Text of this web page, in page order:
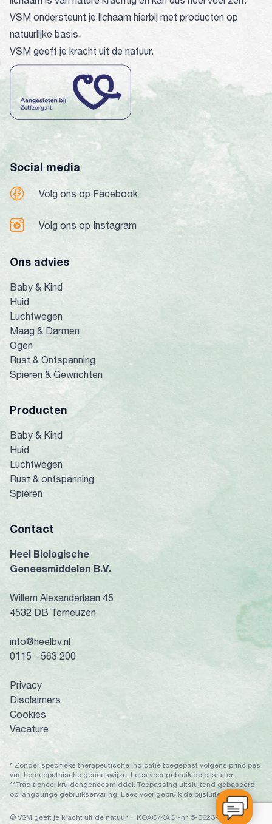
VSM ondersteunt je lichaam hierbij met producten op
natuurlijke basis.
VSM geeft je kracht uit de natuur.
Social media
Volg ons op Facebook
Volg ons op Instagram
Ons advies
Baby & Kind
Huid
Luchtwegen
Maag & Darmen
Ogen
Rust & Ontspanning
Spieren & Gewrichten
Producten
Baby & Kind
Huid
Luchtwegen
Rust & ontspanning
Spieren
Contact
Heel Biologische
Geneesmiddelen B.V.
Willem Alexanderlaan 45
4532 DB Terneuzen
info@heelbv.nl
0115 - 563 200
Privacy
Disclaimers
Cookies
Vacature
* Zonder specifieke therapeutische indicatie toegepast volgens principes
van homeopathische geneeswijze. Lees voor gebruik de bijsluiter.
**Traditioneel kruidengeneesmiddel. Toepassing uitsluitend gebaseerd
op langdurige gebruikservaring. Lees voor gebruik de bijsluiter.
© VSM geeft je kracht uit de natuur · KOAG/KAG -nr. 5-0623-671